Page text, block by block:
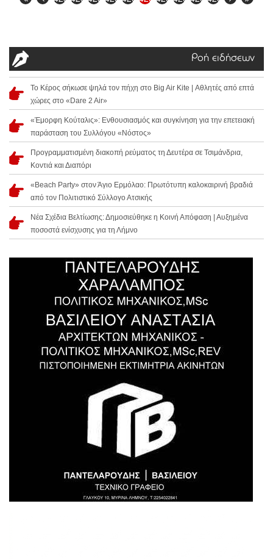
Ροή ειδήσεων
Το Κέρος σήκωσε ψηλά τον πήχη στο Big Air Kite | Αθλητές από επτά
χώρες στο «Dare 2 Air»
«Έμορφη Κούταλις»: Ενθουσιασμός και συγκίνηση για την επετειακή
παράσταση του Συλλόγου «Νόστος»
Προγραμματισμένη διακοπή ρεύματος τη Δευτέρα σε Τσιμάνδρια,
Κοντιά και Διαπόρι
«Beach Party» στον Άγιο Ερμόλαο: Πρωτότυπη καλοκαιρινή βραδιά
από τον Πολιτιστικό Σύλλογο Ατσικής
Νέα Σχέδια Βελτίωσης: Δημοσιεύθηκε η Κοινή Απόφαση | Αυξημένα
ποσοστά ενίσχυσης για τη Λήμνο